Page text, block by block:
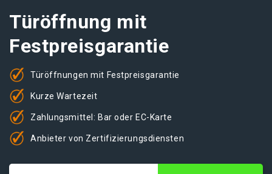
Türöffnung mit
Festpreisgarantie
Türöffnungen mit Festpreisgarantie
Kurze Wartezeit
Zahlungsmittel: Bar oder EC-Karte
Anbieter von Zertifizierungsdiensten